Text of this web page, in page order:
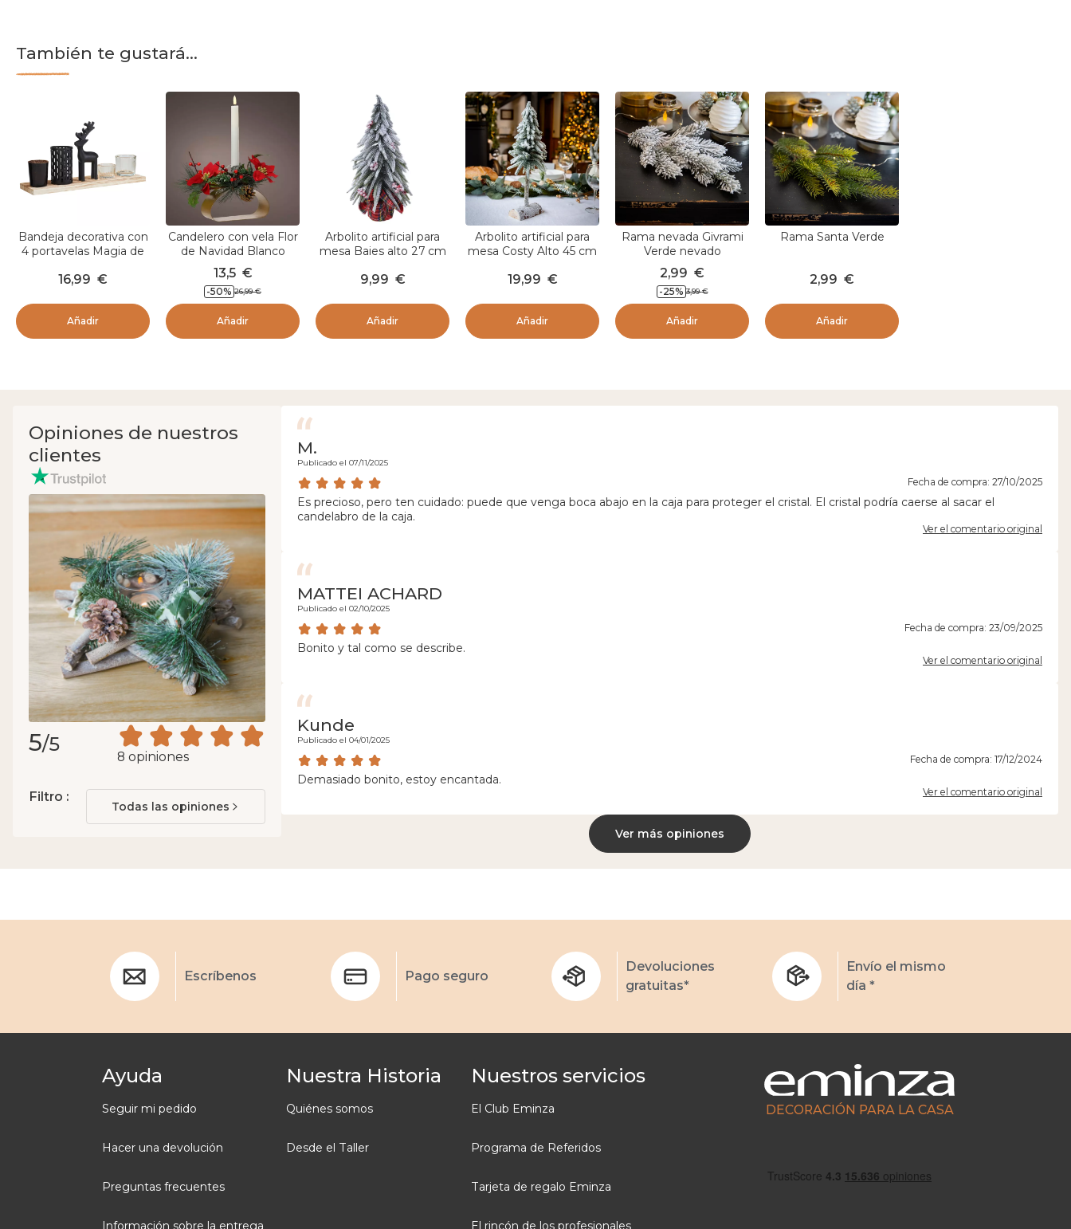
También te gustará...
Bandeja decorativa con
4 portavelas Magia de
negro
16,99 €
Añadir
Candelero con vela Flor
de Navidad Blanco
cálido
13,5 €
-50% 26,99 €
Añadir
Arbolito artificial para
mesa Baies alto 27 cm
9,99 €
Añadir
Arbolito artificial para
mesa Costy Alto 45 cm
19,99 €
Añadir
Rama nevada Givrami
Verde nevado
2,99 €
-25% 3,99 €
Añadir
Rama Santa Verde
2,99 €
Añadir
Opiniones de nuestros
clientes
5/5
8 opiniones
Filtro :
Todas las opiniones
M.
Publicado el 07/11/2025
Fecha de compra: 27/10/2025
Es precioso, pero ten cuidado: puede que venga boca abajo en la caja para proteger el cristal. El cristal podría caerse al sacar el
candelabro de la caja.
Ver el comentario original
MATTEI ACHARD
Publicado el 02/10/2025
Fecha de compra: 23/09/2025
Bonito y tal como se describe.
Ver el comentario original
Kunde
Publicado el 04/01/2025
Fecha de compra: 17/12/2024
Demasiado bonito, estoy encantada.
Ver el comentario original
Ver más opiniones
Escríbenos Pago seguro
Devoluciones
gratuitas*
Envío el mismo
día *
Ayuda
Seguir mi pedido
Hacer una devolución
Preguntas frecuentes
Información sobre la entrega
Nuestra Historia
Quiénes somos
Desde el Taller
Nuestros servicios
El Club Eminza
Programa de Referidos
Tarjeta de regalo Eminza
El rincón de los profesionales
DECORACIÓN PARA LA CASA